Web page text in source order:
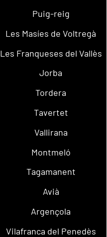
Puig-reig
Les Masíes de Voltregà
Les Franqueses del Vallès
Jorba
Tordera
Tavertet
Vallirana
Montmeló
Tagamanent
Avià
Argençola
Vilafranca del Penedès